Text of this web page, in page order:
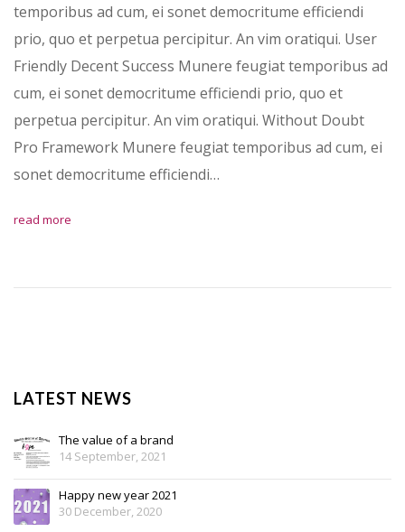
temporibus ad cum, ei sonet democritume efficiendi
prio, quo et perpetua percipitur. An vim oratiqui. User
Friendly Decent Success Munere feugiat temporibus ad
cum, ei sonet democritume efficiendi prio, quo et
perpetua percipitur. An vim oratiqui. Without Doubt
Pro Framework Munere feugiat temporibus ad cum, ei
sonet democritume efficiendi…
read more
LATEST NEWS
The value of a brand
14 September, 2021
Happy new year 2021
30 December, 2020